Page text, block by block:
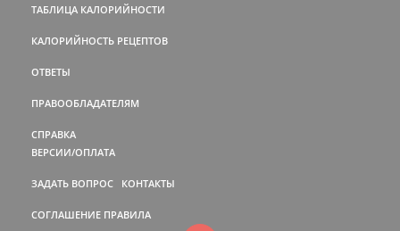
ТАБЛИЦА КАЛОРИЙНОСТИ
КАЛОРИЙНОСТЬ РЕЦЕПТОВ
ОТВЕТЫ
ПРАВООБЛАДАТЕЛЯМ
СПРАВКА
ВЕРСИИ/ОПЛАТА
ЗАДАТЬ ВОПРОС КОНТАКТЫ
СОГЛАШЕНИЕ ПРАВИЛА